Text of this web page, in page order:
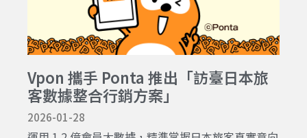
Vpon 攜手 Ponta 推出「訪臺日本旅
客數據整合行銷方案」
2026-01-28